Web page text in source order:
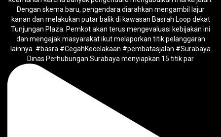
Dinas Perhubungan Surabaya menyiapkan 15 titik par